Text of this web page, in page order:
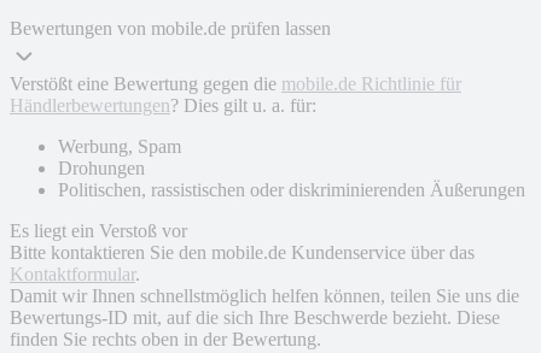
Bewertungen von mobile.de prüfen lassen
Verstößt eine Bewertung gegen die mobile.de Richtlinie für
Händlerbewertungen? Dies gilt u. a. für:
Werbung, Spam
Drohungen
Politischen, rassistischen oder diskriminierenden Äußerungen
Es liegt ein Verstoß vor
Bitte kontaktieren Sie den mobile.de Kundenservice über das
Kontaktformular.
Damit wir Ihnen schnellstmöglich helfen können, teilen Sie uns die
Bewertungs-ID mit, auf die sich Ihre Beschwerde bezieht. Diese
finden Sie rechts oben in der Bewertung.